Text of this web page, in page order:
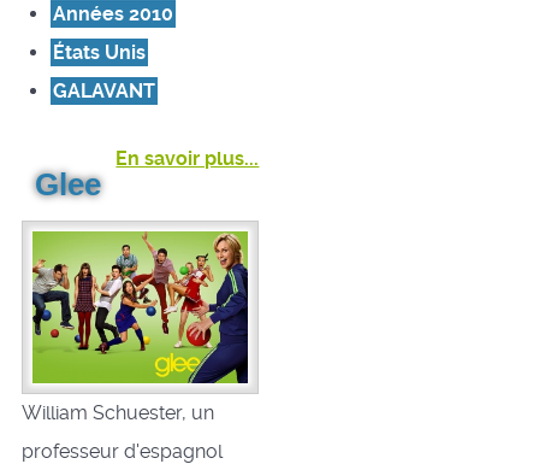
Années 2010
États Unis
GALAVANT
En savoir plus...
Glee
William Schuester, un
professeur d'espagnol